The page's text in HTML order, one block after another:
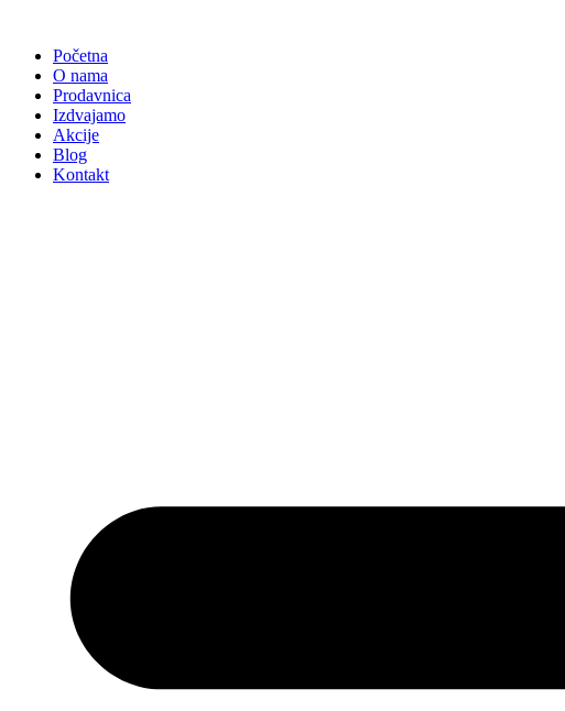
sadržajPočetna
O nama
Prodavnica
Izdvajamo
Akcije
Blog
Kontakt